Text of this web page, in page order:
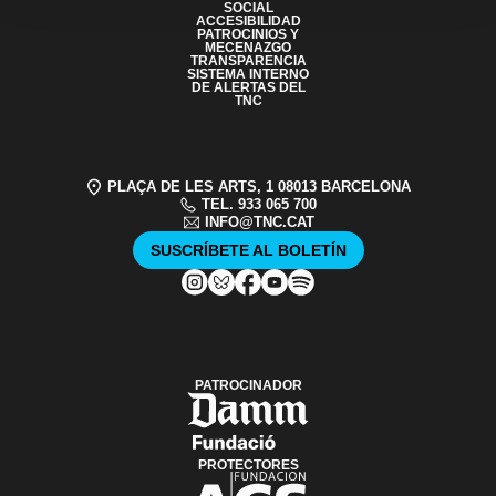
SOCIAL
ACCESIBILIDAD
PATROCINIOS Y
MECENAZGO
TRANSPARENCIA
SISTEMA INTERNO
DE ALERTAS DEL
TNC
PLAÇA DE LES ARTS, 1 08013 BARCELONA
TEL. 933 065 700
INFO@TNC.CAT
SUSCRÍBETE AL BOLETÍN
PATROCINADOR
PROTECTORES